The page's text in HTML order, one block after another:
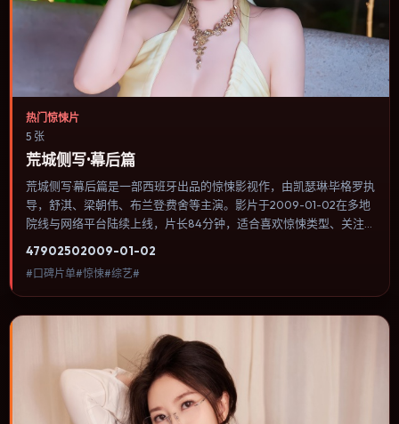
热门惊悚片
5 张
荒城侧写·幕后篇
荒城侧写·幕后篇是一部西班牙出品的惊悚影视作，由凯瑟琳·毕格罗执
导，舒淇、梁朝伟、布兰登·费舍等主演。影片于2009-01-02在多地
院线与网络平台陆续上线，片长84分钟，适合喜欢惊悚类型、关注
视听语言统一，可作为休闲观影或类型片补片的选择。
47902502009-01-02
#口碑片单#惊悚#综艺#